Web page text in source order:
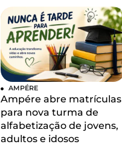
AMPÉRE
Ampére abre matrículas
para nova turma de
alfabetização de jovens,
adultos e idosos